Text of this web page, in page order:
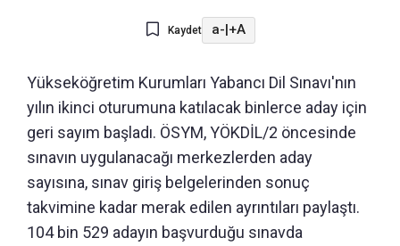
Kaydet a- +A
Yükseköğretim Kurumları Yabancı Dil Sınavı'nın
yılın ikinci oturumuna katılacak binlerce aday için
geri sayım başladı. ÖSYM, YÖKDİL/2 öncesinde
sınavın uygulanacağı merkezlerden aday
sayısına, sınav giriş belgelerinden sonuç
takvimine kadar merak edilen ayrıntıları paylaştı.
104 bin 529 adayın başvurduğu sınavda